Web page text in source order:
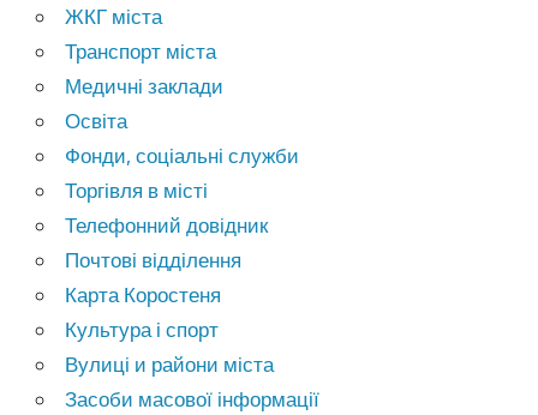
ЖКГ міста
Транспорт міста
Медичні заклади
Освіта
Фонди, соціальні служби
Торгівля в місті
Телефонний довідник
Почтові відділення
Карта Коростеня
Культура і спорт
Вулиці и райони міста
Засоби масової інформації